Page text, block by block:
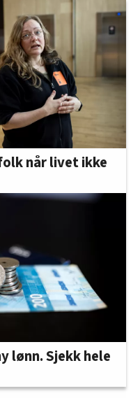
når livet ikke
lønn. Sjekk hele